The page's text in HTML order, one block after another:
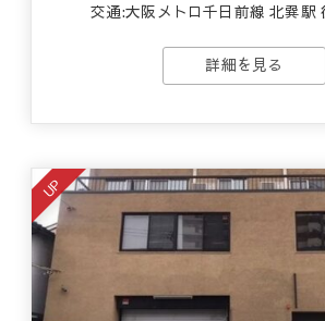
交通:大阪メトロ千日前線 北巽駅
詳細を見る
UP